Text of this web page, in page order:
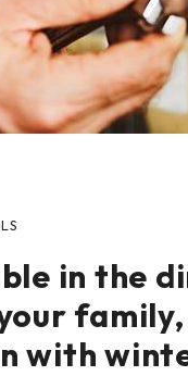
in the
with